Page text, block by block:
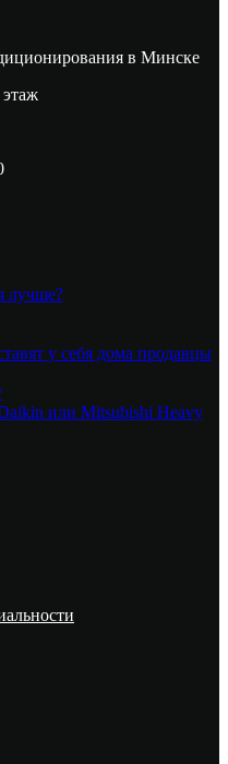
в Минске
лучше?
у себя дома продавцы
или Mitsubishi Heavy